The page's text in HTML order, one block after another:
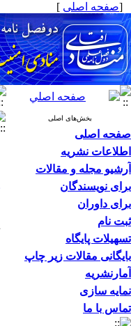
[صفحه اصلی ]
بخش‌های اصلی
صفحه اصلی
اطلاعات نشریه
آرشیو مجله و مقالات
برای نویسندگان
برای داوران
ثبت نام
تسهیلات پایگاه
بایگانی مقالات زیر چاپ
آمارنشریه
نمایه سازی
تماس با ما